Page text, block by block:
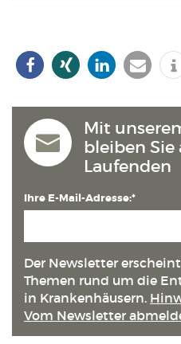
Mit
bleiben Sie
Laufenden
Ihre E-Mail-Adresse:*
Der Newsletter
Themen rund um die
in Kranken­häusern.
Vom Newsletter